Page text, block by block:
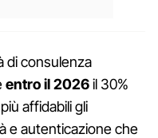
di consulenza
entro il 2026il 30%
affidabili gli
e autenticazione che